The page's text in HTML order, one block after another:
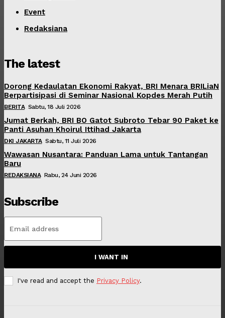
Event
Redaksiana
The latest
Dorong Kedaulatan Ekonomi Rakyat, BRI Menara BRILiaN
Berpartisipasi di Seminar Nasional Kopdes Merah Putih
BERITA Sabtu, 18 Juli 2026
Jumat Berkah, BRI BO Gatot Subroto Tebar 90 Paket ke
Panti Asuhan Khoirul Ittihad Jakarta
DKI JAKARTA Sabtu, 11 Juli 2026
Wawasan Nusantara: Panduan Lama untuk Tantangan
Baru
REDAKSIANA Rabu, 24 Juni 2026
Subscribe
I WANT IN
I've read and accept the Privacy Policy.